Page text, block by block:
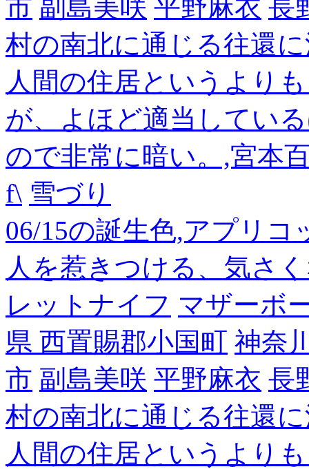
市 副島美咲 平野麻衣 長
村の南北に通じる往還
人間の住居というより
が、よほど適当してい
ので非常に暗い。,宮本
f\ 雪づり
06/15の誕生色,アプリ
人を惹きつける、気さ
レットナイフ マザーボ
県 西置賜郡小国町 神奈
市 副島美咲 平野麻衣 長
村の南北に通じる往還
人間の住居というより